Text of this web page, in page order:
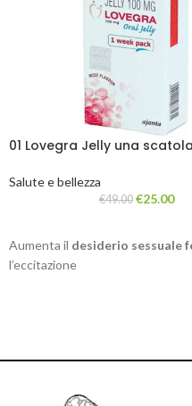
01 Lovegra Jelly una
Salute e bellezza
€49.00 €25.00
Aumenta il desiderio sessuale
l’eccitazione
femminile
Gel orale pratico e facile da usare